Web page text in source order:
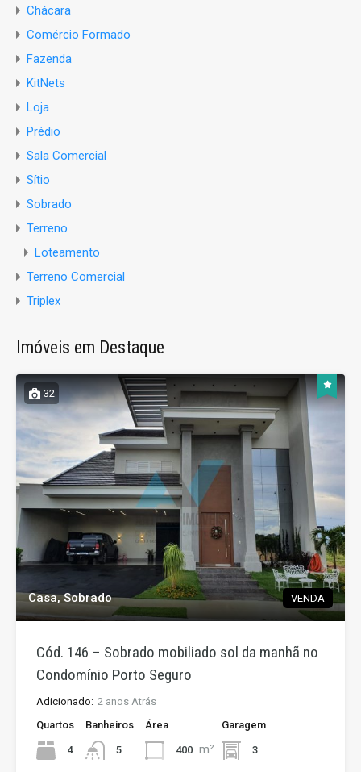
Chácara
Comércio Formado
Fazenda
KitNets
Loja
Prédio
Sala Comercial
Sítio
Sobrado
Terreno
Loteamento
Terreno Comercial
Triplex
Imóveis em Destaque
32
Casa, Sobrado VENDA
Cód. 146 – Sobrado mobiliado sol da manhã no
Condomínio Porto Seguro
Adicionado: 2 anos Atrás
Quartos
4
Banheiros
5
Área
400 m²
Garagem
3